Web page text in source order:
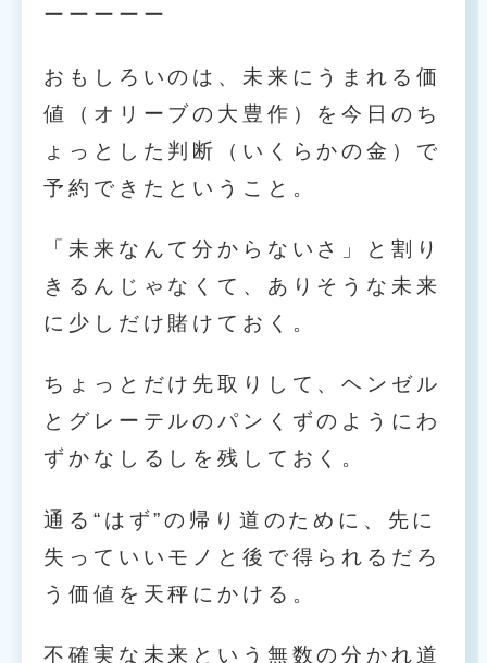
ーーーーー
おもしろいのは、未来にうまれる価
値（オリーブの大豊作）を今日のち
ょっとした判断（いくらかの金）で
予約できたということ。
「未来なんて分からないさ」と割り
きるんじゃなくて、ありそうな未来
に少しだけ賭けておく。
ちょっとだけ先取りして、ヘンゼル
とグレーテルのパンくずのようにわ
ずかなしるしを残しておく。
通る“はず”の帰り道のために、先に
失っていいモノと後で得られるだろ
う価値を天秤にかける。
不確実な未来という無数の分かれ道